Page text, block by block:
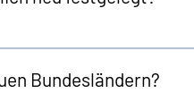
Bundesländern?